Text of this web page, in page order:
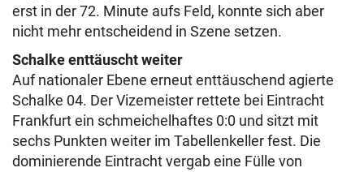
erst in der 72. Minute aufs Feld, konnte sich aber
nicht mehr entscheidend in Szene setzen.
Schalke enttäuscht weiter
Auf nationaler Ebene erneut enttäuschend agierte
Schalke 04. Der Vizemeister rettete bei Eintracht
Frankfurt ein schmeichelhaftes 0:0 und sitzt mit
sechs Punkten weiter im Tabellenkeller fest. Die
dominierende Eintracht vergab eine Fülle von